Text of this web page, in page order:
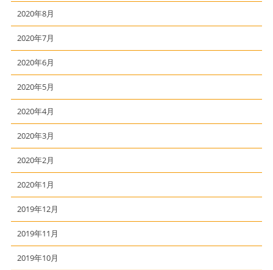
2020年8月
2020年7月
2020年6月
2020年5月
2020年4月
2020年3月
2020年2月
2020年1月
2019年12月
2019年11月
2019年10月